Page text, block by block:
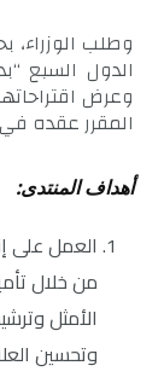
وطلب
الدول السبع
وعرض
المقرر عقده في
أهداف المنتدى:
العمل على
من خلال
الأمثل
وتحسين